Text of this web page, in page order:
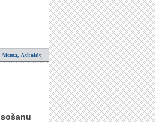
Aisma, Askolds;